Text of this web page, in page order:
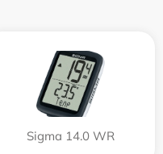
Sigma 14.0 WR